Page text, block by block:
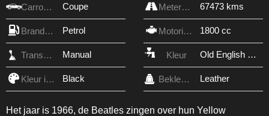
Carrosserie Coupe Meterstand 67473 kms
Brandstof Petrol Motorinhoud 1800 cc
Transmissie Manual Kleur Old English White
Kleur interieur Black Bekleding Leather
Het jaar is 1966, de Beatles zingen over hun Yellow